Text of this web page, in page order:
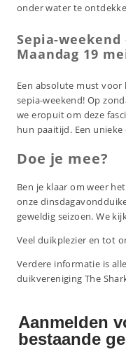
onder water te
Sepia-weekend
Maandag 19
Een absolute must
sepia-weekend! Op
we eropuit om deze
hun paaitijd. Een
Doe je mee?
Ben je klaar om weer
onze
geweldig seizoen. We
Veel duikplezier en tot
Verdere informatie is
duikvereniging The
Aanmelden
bestaande